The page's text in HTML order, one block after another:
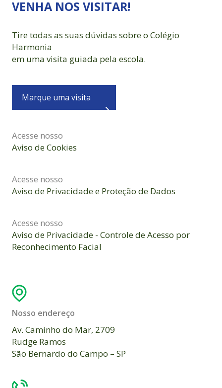
VENHA NOS VISITAR!
Tire todas as suas dúvidas sobre o Colégio
Harmonia
em uma visita guiada pela escola.
Marque uma visita
Acesse nosso
Aviso de Cookies
Acesse nosso
Aviso de Privacidade e Proteção de Dados
Acesse nosso
Aviso de Privacidade - Controle de Acesso por
Reconhecimento Facial
Nosso endereço
Av. Caminho do Mar, 2709
Rudge Ramos
São Bernardo do Campo – SP